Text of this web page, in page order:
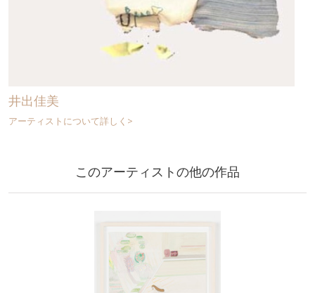
井出佳美
アーティストについて詳しく>
このアーティストの他の作品